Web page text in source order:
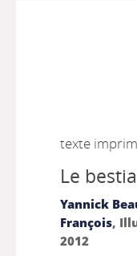
texte
Le
Yannick
François,
2012